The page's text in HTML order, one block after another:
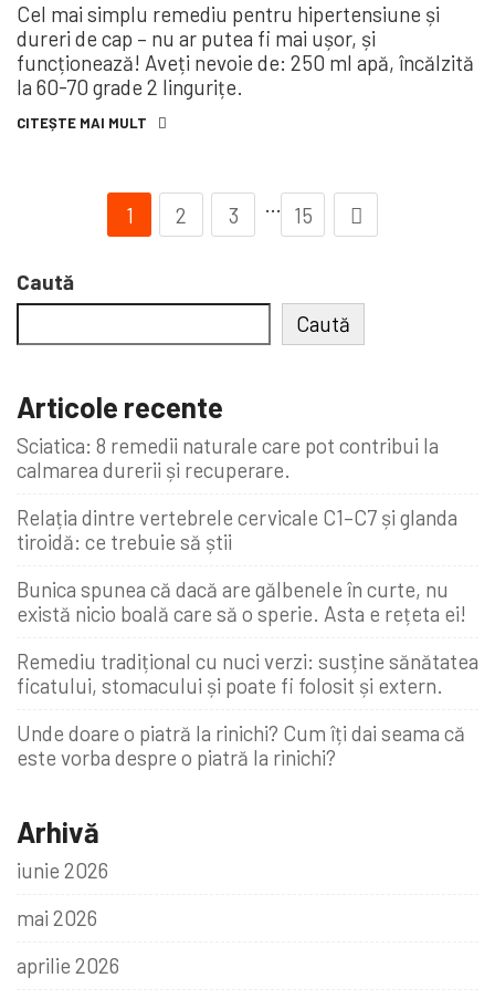
Cel mai simplu remediu pentru hipertensiune și
dureri de cap – nu ar putea fi mai ușor, și
funcționează! Aveți nevoie de: 250 ml apă, încălzită
la 60-70 grade 2 lingurițe.
CITEȘTE MAI MULT
1 2 3 … 15
Caută
Caută
Articole recente
Sciatica: 8 remedii naturale care pot contribui la
calmarea durerii și recuperare.
Relația dintre vertebrele cervicale C1–C7 și glanda
tiroidă: ce trebuie să știi
Bunica spunea că dacă are gălbenele în curte, nu
există nicio boală care să o sperie. Asta e rețeta ei!
Remediu tradițional cu nuci verzi: susține sănătatea
ficatului, stomacului și poate fi folosit și extern.
Unde doare o piatră la rinichi? Cum îți dai seama că
este vorba despre o piatră la rinichi?
Arhivă
iunie 2026
mai 2026
aprilie 2026